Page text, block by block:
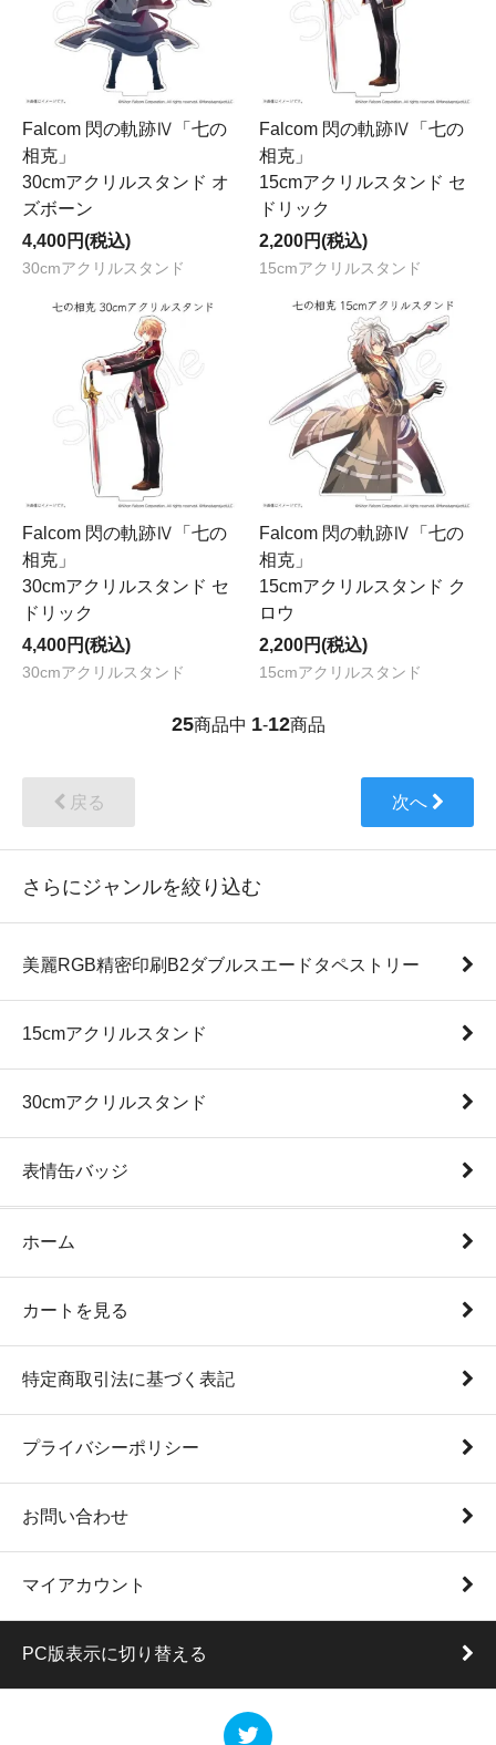
Falcom 閃の軌跡Ⅳ「七の
相克」
30cmアクリルスタンド オ
ズボーン
4,400円(税込)
30cmアクリルスタンド
Falcom 閃の軌跡Ⅳ「七の
相克」
15cmアクリルスタンド セ
ドリック
2,200円(税込)
15cmアクリルスタンド
Falcom 閃の軌跡Ⅳ「七の
相克」
30cmアクリルスタンド セ
ドリック
4,400円(税込)
30cmアクリルスタンド
Falcom 閃の軌跡Ⅳ「七の
相克」
15cmアクリルスタンド ク
ロウ
2,200円(税込)
15cmアクリルスタンド
25商品中 1-12商品
戻る 次へ
さらにジャンルを絞り込む
美麗RGB精密印刷B2ダブルスエードタペストリー
15cmアクリルスタンド
30cmアクリルスタンド
表情缶バッジ
ホーム
カートを見る
特定商取引法に基づく表記
プライバシーポリシー
お問い合わせ
マイアカウント
PC版表示に切り替える